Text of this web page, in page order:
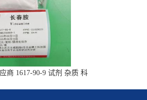
商 1617-90-9 试剂 杂质 科